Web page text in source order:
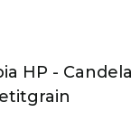
HP -